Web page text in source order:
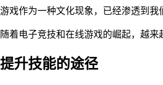
游戏作为一种文化现象，已经渗透到
随着电子竞技和在线游戏的崛起，越
提升技能的途径